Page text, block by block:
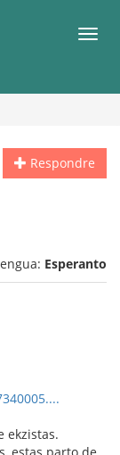
Respondre
Esperanto
ekzistas.